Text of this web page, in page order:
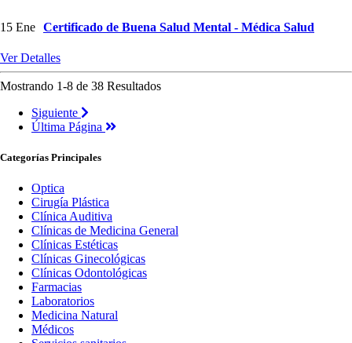
15 Ene Certificado de Buena Salud Mental - Médica Salud
Ver Detalles
Mostrando 1-8 de 38 Resultados
Siguiente
Última Página
Categorías Principales
Optica
Cirugía Plástica
Clínica Auditiva
Clínicas de Medicina General
Clínicas Estéticas
Clínicas Ginecológicas
Clínicas Odontológicas
Farmacias
Laboratorios
Medicina Natural
Médicos